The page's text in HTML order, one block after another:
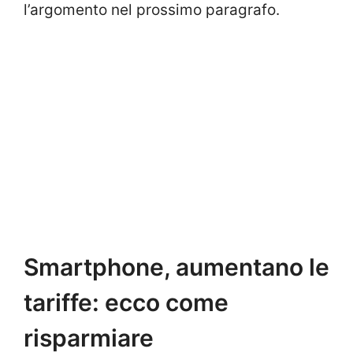
l’argomento nel prossimo paragrafo.
Smartphone, aumentano le
tariffe: ecco come
risparmiare